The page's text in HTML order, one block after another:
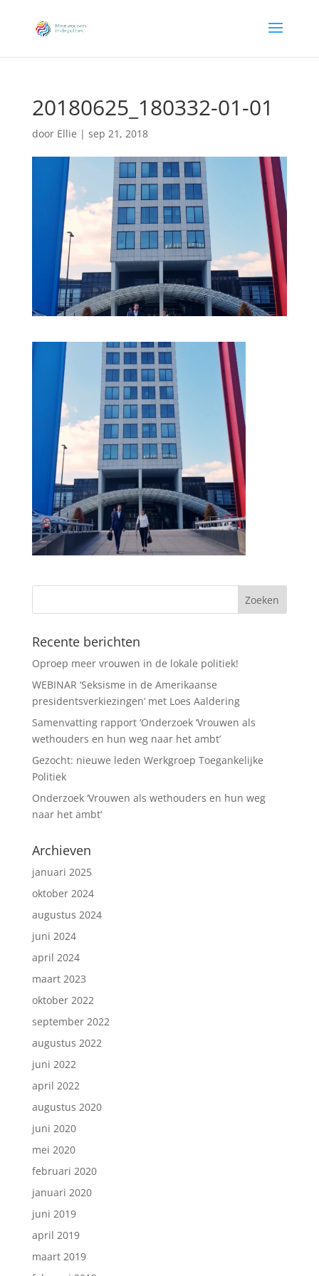
20180625_180332-01-01
door Ellie | sep 21, 2018
Recente berichten
Oproep meer vrouwen in de lokale politiek!
WEBINAR ‘Seksisme in de Amerikaanse
presidentsverkiezingen’ met Loes Aaldering
Samenvatting rapport ‘Onderzoek ‘Vrouwen als
wethouders en hun weg naar het ambt’
Gezocht: nieuwe leden Werkgroep Toegankelijke
Politiek
Onderzoek ‘Vrouwen als wethouders en hun weg
naar het ambt’
Archieven
januari 2025
oktober 2024
augustus 2024
juni 2024
april 2024
maart 2023
oktober 2022
september 2022
augustus 2022
juni 2022
april 2022
augustus 2020
juni 2020
mei 2020
februari 2020
januari 2020
juni 2019
april 2019
maart 2019